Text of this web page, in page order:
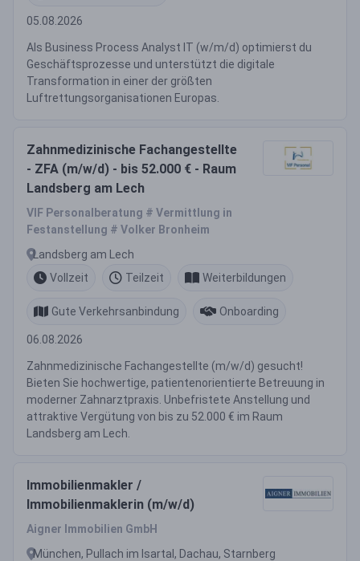
05.08.2026
Als Business Process Analyst IT (w/m/d) optimierst du
Geschäftsprozesse und unterstützt die digitale
Transformation in einer der größten
Luftrettungsorganisationen Europas.
Zahnmedizinische Fachangestellte
- ZFA (m/w/d) - bis 52.000 € - Raum
Landsberg am Lech
VIF Personalberatung # Vermittlung in
Festanstellung # Volker Bronheim
Landsberg am Lech
Vollzeit
Teilzeit Weiterbildungen
Gute Verkehrsanbindung Onboarding
06.08.2026
Zahnmedizinische Fachangestellte (m/w/d) gesucht!
Bieten Sie hochwertige, patientenorientierte Betreuung in
moderner Zahnarztpraxis. Unbefristete Anstellung und
attraktive Vergütung von bis zu 52.000 € im Raum
Landsberg am Lech.
Immobilienmakler /
Immobilienmaklerin (m/w/d)
Aigner Immobilien GmbH
München, Pullach im Isartal, Dachau, Starnberg